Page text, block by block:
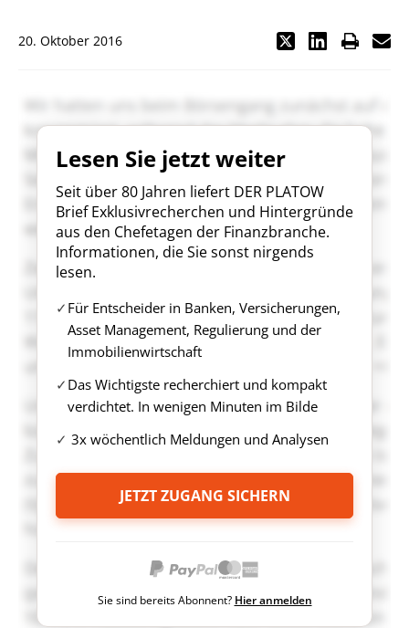
20. Oktober 2016
Lesen Sie jetzt weiter
Seit über 80 Jahren liefert DER PLATOW
Brief Exklusivrecherchen und Hintergründe
aus den Chefetagen der Finanzbranche.
Informationen, die Sie sonst nirgends
lesen.
Für Entscheider in Banken, Versicherungen,
Asset Management, Regulierung und der
Immobilienwirtschaft
Das Wichtigste recherchiert und kompakt
verdichtet. In wenigen Minuten im Bilde
3x wöchentlich Meldungen und Analysen
JETZT ZUGANG SICHERN
Sie sind bereits Abonnent? Hier anmelden